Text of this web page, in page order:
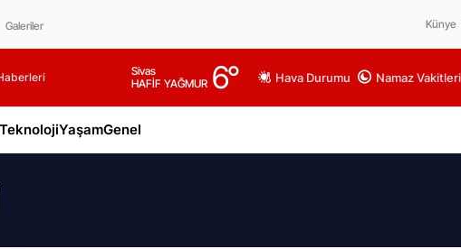
Galeriler Künye
Sivas
HAFİF YAĞMUR 6° Hava Durumu Namaz Vakitleri
TeknolojiYaşamGenel